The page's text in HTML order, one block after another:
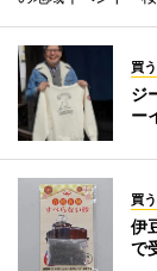
買う
ジ
ー
買う
伊
で